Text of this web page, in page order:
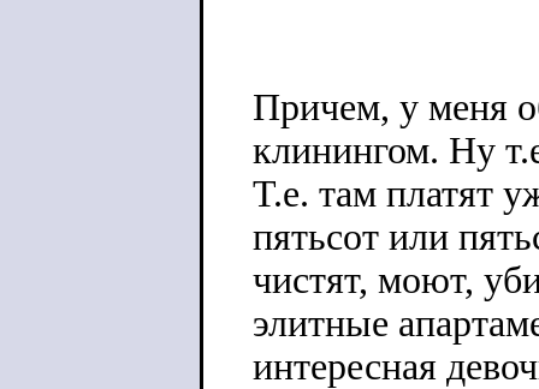
Причем, у меня
клинингом. Ну
Т.е. там платят
пятьсот или
чистят, моют,
элитные
интересная